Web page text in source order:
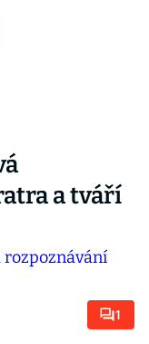
a tváří
1